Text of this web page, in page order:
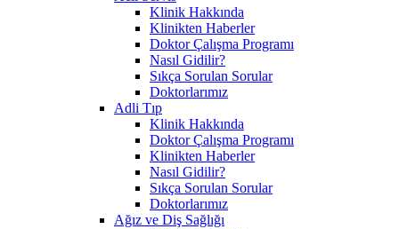
Klinik Hakkında
Klinikten Haberler
Doktor Çalışma Programı
Nasıl Gidilir?
Sıkça Sorulan Sorular
Doktorlarımız
Adli Tıp
Klinik Hakkında
Doktor Çalışma Programı
Klinikten Haberler
Nasıl Gidilir?
Sıkça Sorulan Sorular
Doktorlarımız
Ağız ve Diş Sağlığı